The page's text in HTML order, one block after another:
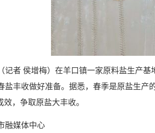
记者 侯增梅）在羊口镇一家原料盐生产
盐丰收做好准备。据悉，春季是原盐生
效，争取原盐大丰收。
融媒体中心